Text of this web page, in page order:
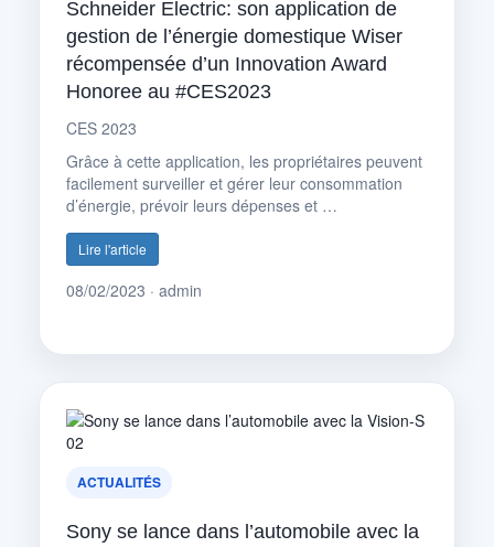
Schneider Electric: son application de
gestion de l’énergie domestique Wiser
récompensée d’un Innovation Award
Honoree au #CES2023
CES 2023
Grâce à cette application, les propriétaires peuvent
facilement surveiller et gérer leur consommation
d’énergie, prévoir leurs dépenses et …
Lire l'article
08/02/2023 · admin
ACTUALITÉS
Sony se lance dans l’automobile avec la